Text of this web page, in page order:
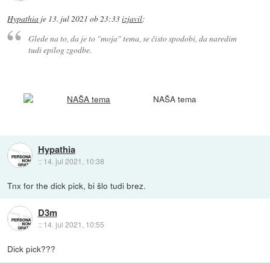
Hypathia je 13. jul 2021 ob 23:33izjavil:
Glede na to, da je to "moja" tema, se čisto spodobi, da naredim
tudi epilog zgodbe.
NAŠA tema
Hypathia
:: 14. jul 2021, 10:38
Tnx for the dick pick, bi šlo tudi brez.
D3m
:: 14. jul 2021, 10:55
Dick pick???